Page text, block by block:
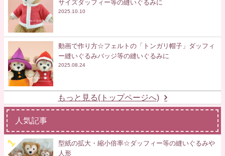
サイズダッフィー等の縫いぐるみに
2025.10.10
動画で作り方☆フェルトの「トンガリ帽子」ダッフィ
ー縫いぐるみバッジ等の縫いぐるみに
2025.08.24
もっと見る(トップページへ)
人気記事
型紙の拡大・縮小倍率☆ダッフィー等の縫いぐるみや
人形